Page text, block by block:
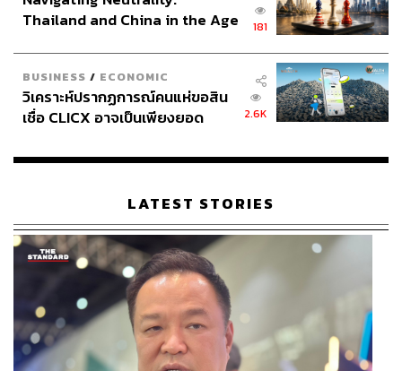
Thailand and China in the Age
181
BUSINESS / ECONOMIC
วิเคราะห์ปรากฏการณ์คนแห่ขอสิน
เชื่อ CLICX อาจเป็นเพียงยอด
เรือนไทยที่ถูกซุกไว้
2.6K
LATEST STORIES